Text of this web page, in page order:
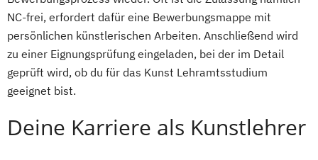
NC-frei, erfordert dafür eine Bewerbungsmappe mit
persönlichen künstlerischen Arbeiten. Anschließend wird
zu einer Eignungsprüfung eingeladen, bei der im Detail
geprüft wird, ob du für das Kunst Lehramtsstudium
geeignet bist.
Deine Karriere als Kunstlehrer